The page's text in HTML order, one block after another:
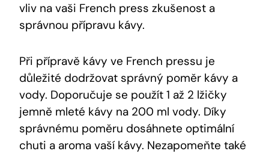
vliv na vaši French press zkušenost a
správnou přípravu kávy.
Při přípravě kávy ve French pressu je
důležité dodržovat správný poměr kávy a
vody. Doporučuje se použít 1 až 2 lžičky
jemně mleté kávy na 200 ml vody. Díky
správnému poměru dosáhnete optimální
chuti a aroma vaší kávy. Nezapomeňte také